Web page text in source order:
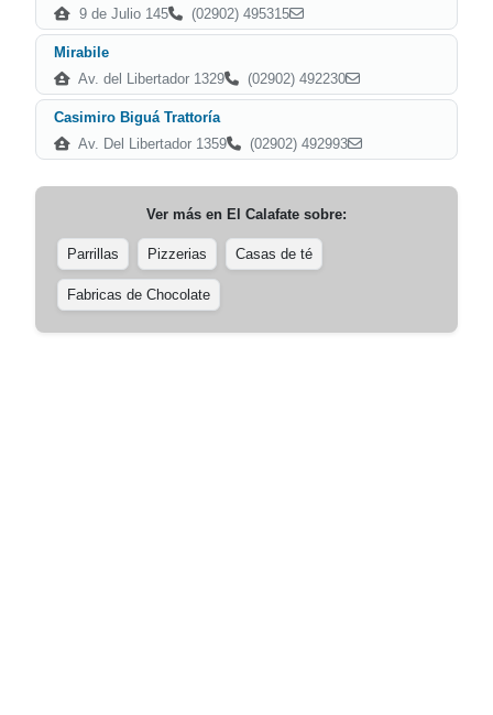
9 de Julio 145
(02902) 495315
Mirabile
Av. del Libertador 1329
(02902) 492230
Casimiro Biguá Trattoría
Av. Del Libertador 1359
(02902) 492993
Ver más en El Calafate sobre:
Parrillas Pizzerias Casas de té
Fabricas de Chocolate